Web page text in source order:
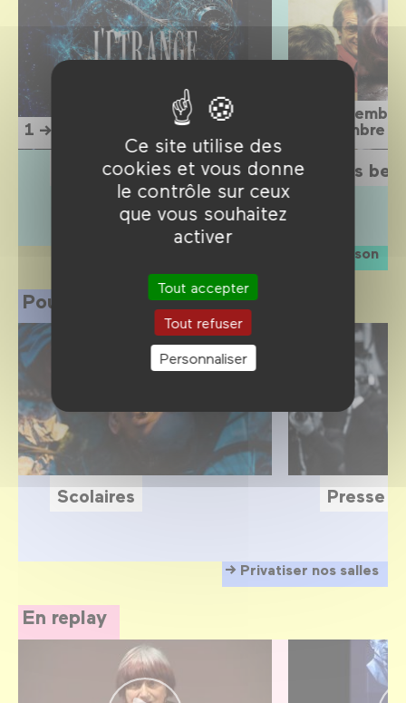
Ce site utilise des
cookies et vous donne
le contrôle sur ceux
que vous souhaitez
activer
Tout accepter
Tout refuser
Personnaliser
La saison
1 → 12 septembre 2026
L'Étrange Festival 2026
15
1 novembre
Sois
Pour les professionnels
Privatiser nos salles
Scolaires Presse
En replay